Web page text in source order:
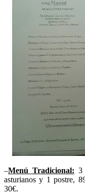
–Menú Tradicional: 3
asturianos y 1 postre,
30€.